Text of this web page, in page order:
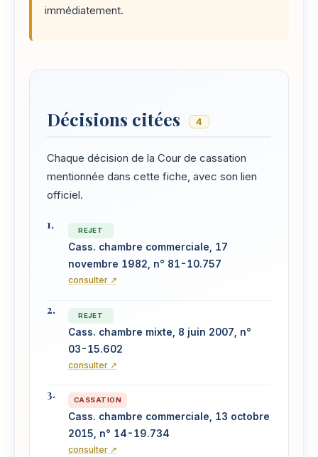
immédiatement.
Décisions citées 4
Chaque décision de la Cour de cassation
mentionnée dans cette fiche, avec son lien
officiel.
REJET
Cass. chambre commerciale, 17
novembre 1982, n° 81-10.757
consulter ↗
REJET
Cass. chambre mixte, 8 juin 2007, n°
03-15.602
consulter ↗
CASSATION
Cass. chambre commerciale, 13 octobre
2015, n° 14-19.734
consulter ↗